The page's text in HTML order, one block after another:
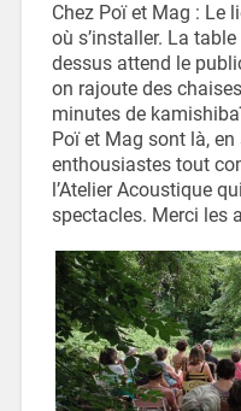
Chez Poï et Mag : Le
où s’installer. La
dessus attend le
on rajoute des
minutes de
Poï et Mag sont là,
enthousiastes tout
l’Atelier Acoustique
spectacles. Merci les